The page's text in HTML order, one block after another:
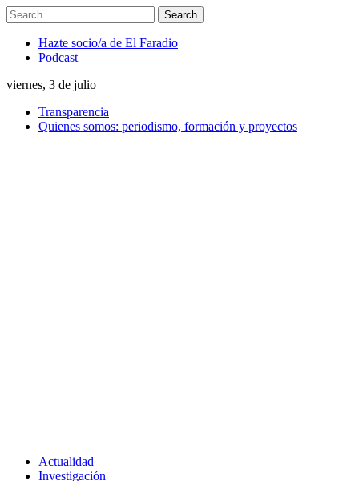
Hazte socio/a de El Faradio
Podcast
viernes, 3 de julio
Transparencia
Quienes somos: periodismo, formación y proyectos
Actualidad
Investigación